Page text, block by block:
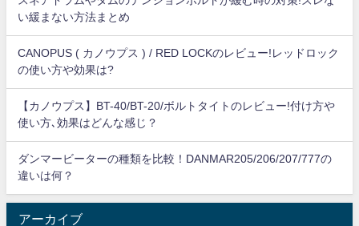
い緩まない方法まとめ
CANOPUS ( カノウプス ) / RED LOCKのレビュー!レッドロック
の使い方や効果は?
【カノウプス】BT-40/BT-20/ボルトタイトのレビュー!付け方や
使い方､効果はどんな感じ？
ダンマービーターの種類を比較！DANMAR205/206/207/777の
違いは何？
アーカイブ